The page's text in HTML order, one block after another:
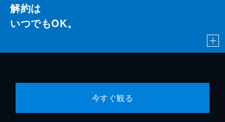
解約は
いつでもOK。
今すぐ観る